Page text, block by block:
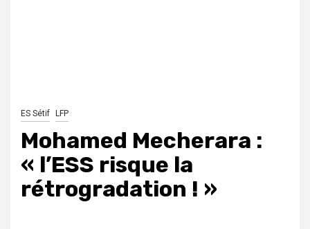
ES Sétif LFP
Mohamed Mecherara :
« l’ESS risque la
rétrogradation ! »